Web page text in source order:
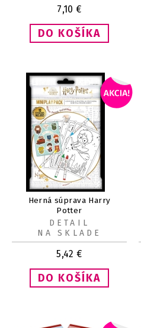
7,10 €
Herná súprava Harry
Potter
5,42 €
DETAIL
NA SKLADE